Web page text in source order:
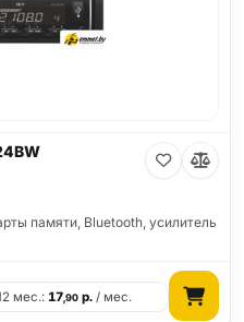
памяти, Bluetooth, усилитель
мес.:17,90 р. / мес.